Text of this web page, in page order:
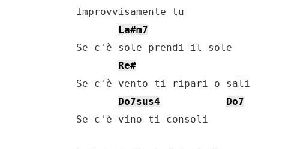
    Improvvisamente tu
La#m7
    Se c'è sole prendi il sole
Re#
    Se c'è vento ti ripari o sali
Do7sus4
Do7
    Se c'è vino ti consoli